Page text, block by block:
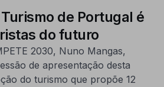
de Portugal é
do futuro
2030, Nuno Mangas,
de apresentação desta
do turismo que propõe 12